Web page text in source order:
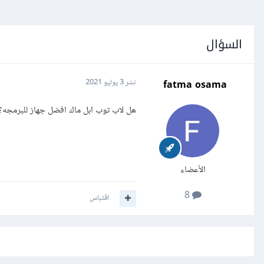
السؤال
fatma osama
الأعضاء
8
نشر3 يوليو 2021
هل لاب توب ابل ماك افضل جهاز
اقتباس